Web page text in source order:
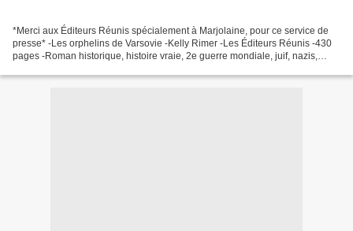
*Merci aux Éditeurs Réunis spécialement à Marjolaine, pour ce service de
presse* -Les orphelins de Varsovie -Kelly Rimer -Les Éditeurs Réunis -430
pages -Roman historique, histoire vraie, 2e guerre mondiale, juif, nazis,